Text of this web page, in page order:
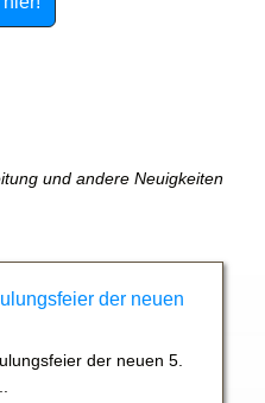
und andere Neuigkeiten
der neuen
der neuen 5.